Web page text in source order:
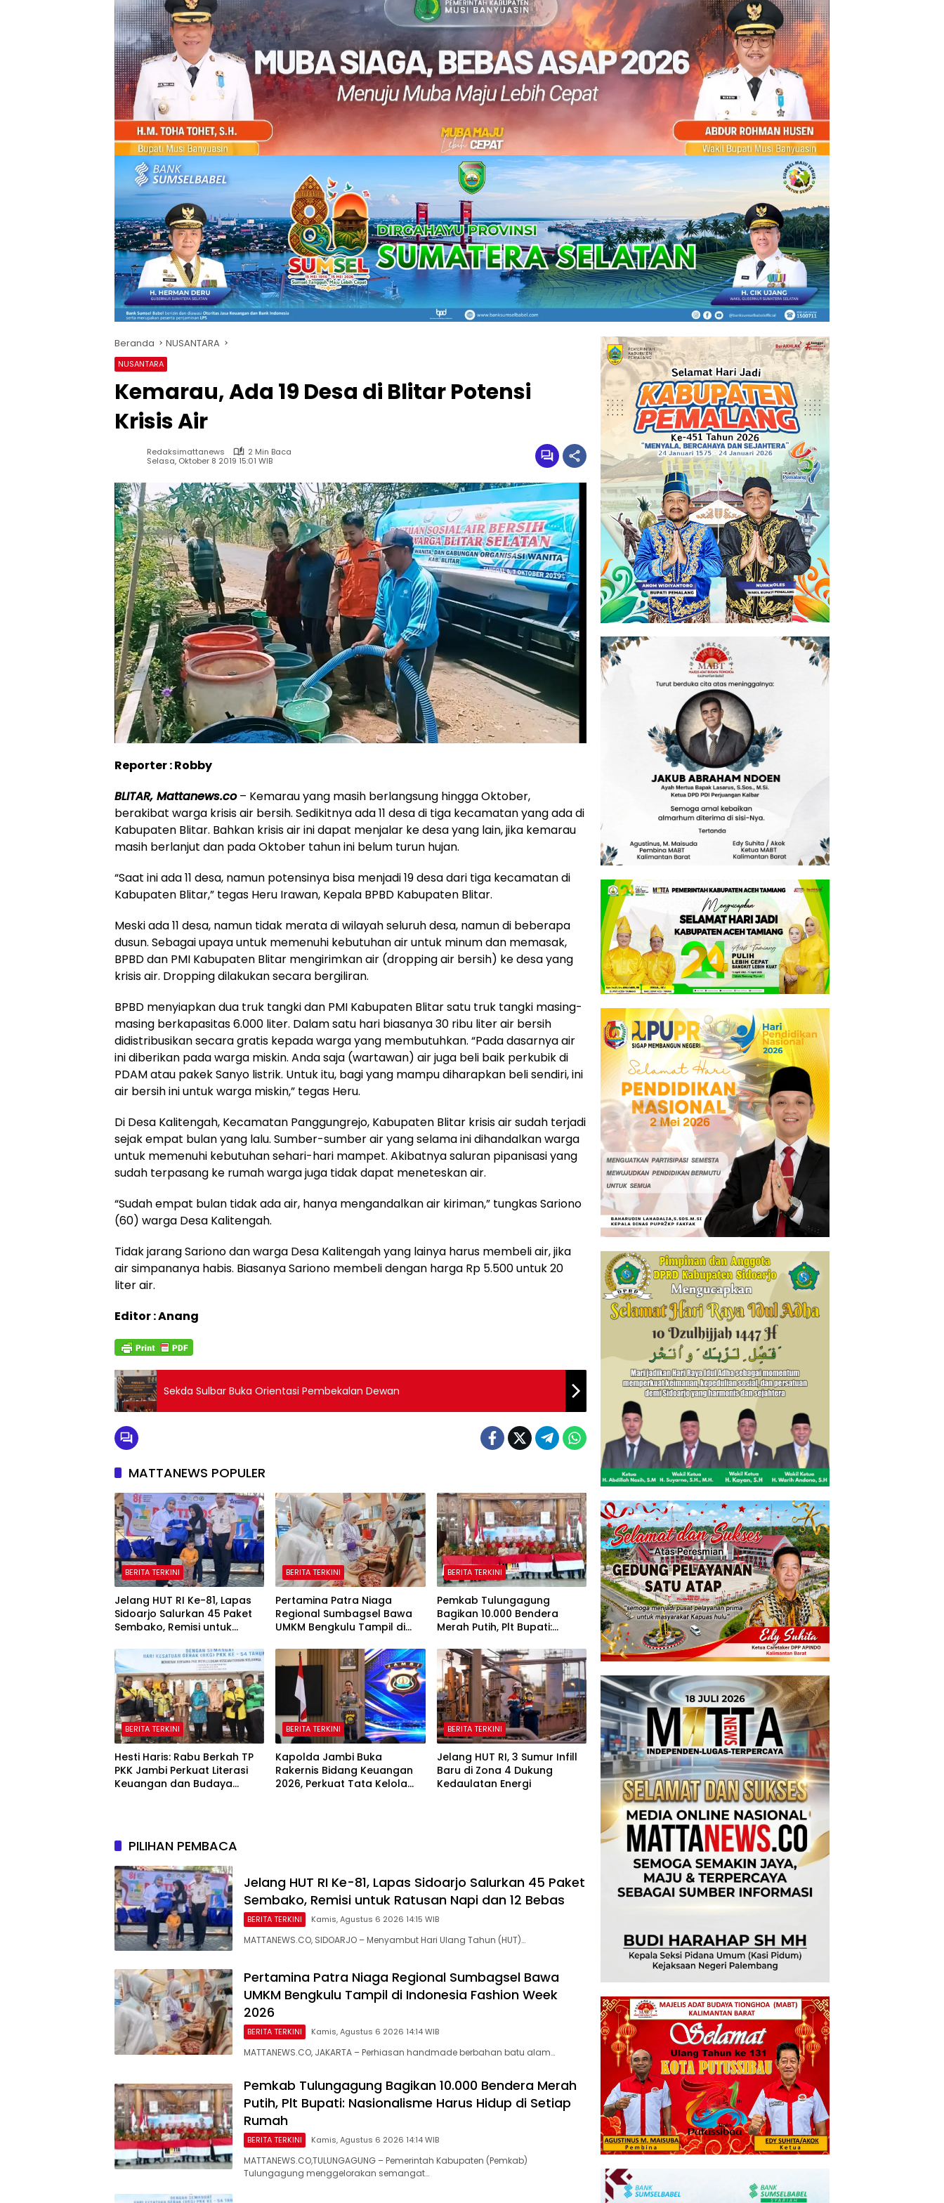
Beranda NUSANTARA
NUSANTARA
Kemarau, Ada 19 Desa di Blitar Potensi
Krisis Air
Redaksimattanews
2 Min Baca
Selasa, Oktober 8 2019 15:01 WIB
Reporter : Robby
BLITAR, Mattanews.co– Kemarau yang masih berlangsung hingga Oktober,
berakibat warga krisis air bersih. Sedikitnya ada 11 desa di tiga kecamatan yang ada di
Kabupaten Blitar. Bahkan krisis air ini dapat menjalar ke desa yang lain, jika kemarau
masih berlanjut dan pada Oktober tahun ini belum turun hujan.
“Saat ini ada 11 desa, namun potensinya bisa menjadi 19 desa dari tiga kecamatan di
Kabupaten Blitar,” tegas Heru Irawan, Kepala BPBD Kabupaten Blitar.
Meski ada 11 desa, namun tidak merata di wilayah seluruh desa, namun di beberapa
dusun. Sebagai upaya untuk memenuhi kebutuhan air untuk minum dan memasak,
BPBD dan PMI Kabupaten Blitar mengirimkan air (dropping air bersih) ke desa yang
krisis air. Dropping dilakukan secara bergiliran.
BPBD menyiapkan dua truk tangki dan PMI Kabupaten Blitar satu truk tangki masing-
masing berkapasitas 6.000 liter. Dalam satu hari biasanya 30 ribu liter air bersih
didistribusikan secara gratis kepada warga yang membutuhkan. “Pada dasarnya air
ini diberikan pada warga miskin. Anda saja (wartawan) air juga beli baik perkubik di
PDAM atau pakek Sanyo listrik. Untuk itu, bagi yang mampu diharapkan beli sendiri, ini
air bersih ini untuk warga miskin,” tegas Heru.
Di Desa Kalitengah, Kecamatan Panggungrejo, Kabupaten Blitar krisis air sudah terjadi
sejak empat bulan yang lalu. Sumber-sumber air yang selama ini dihandalkan warga
untuk memenuhi kebutuhan sehari-hari mampet. Akibatnya saluran pipanisasi yang
sudah terpasang ke rumah warga juga tidak dapat meneteskan air.
“Sudah empat bulan tidak ada air, hanya mengandalkan air kiriman,” tungkas Sariono
(60) warga Desa Kalitengah.
Tidak jarang Sariono dan warga Desa Kalitengah yang lainya harus membeli air, jika
air simpananya habis. Biasanya Sariono membeli dengan harga Rp 5.500 untuk 20
liter air.
Editor : Anang
Sekda Sulbar Buka Orientasi Pembekalan Dewan
MATTANEWS POPULER
BERITA TERKINI
Jelang HUT RI Ke-81, Lapas
Sidoarjo Salurkan 45 Paket
Sembako, Remisi untuk
BERITA TERKINI
Pertamina Patra Niaga
Regional Sumbagsel Bawa
UMKM Bengkulu Tampil di
2026
BERITA TERKINI
Pemkab Tulungagung
Bagikan 10.000 Bendera
Merah Putih, Plt Bupati:
Setiap Rumah
BERITA TERKINI
Hesti Haris: Rabu Berkah TP
PKK Jambi Perkuat Literasi
Keuangan dan Budaya
BERITA TERKINI
Kapolda Jambi Buka
Rakernis Bidang Keuangan
2026, Perkuat Tata Kelola
BERITA TERKINI
Jelang HUT RI, 3 Sumur Infill
Baru di Zona 4 Dukung
Kedaulatan Energi
PILIHAN PEMBACA
Jelang HUT RI Ke-81, Lapas Sidoarjo Salurkan 45 Paket
Sembako, Remisi untuk Ratusan Napi dan 12 Bebas
BERITA TERKINI Kamis, Agustus 6 2026 14:15 WIB
MATTANEWS.CO, SIDOARJO – Menyambut Hari Ulang Tahun (HUT)…
Pertamina Patra Niaga Regional Sumbagsel Bawa
UMKM Bengkulu Tampil di Indonesia Fashion Week
2026
BERITA TERKINI Kamis, Agustus 6 2026 14:14 WIB
MATTANEWS.CO, JAKARTA – Perhiasan handmade berbahan batu alam…
Pemkab Tulungagung Bagikan 10.000 Bendera Merah
Putih, Plt Bupati: Nasionalisme Harus Hidup di Setiap
Rumah
BERITA TERKINI Kamis, Agustus 6 2026 14:14 WIB
MATTANEWS.CO,TULUNGAGUNG – Pemerintah Kabupaten (Pemkab)
Tulungagung menggelorakan semangat…